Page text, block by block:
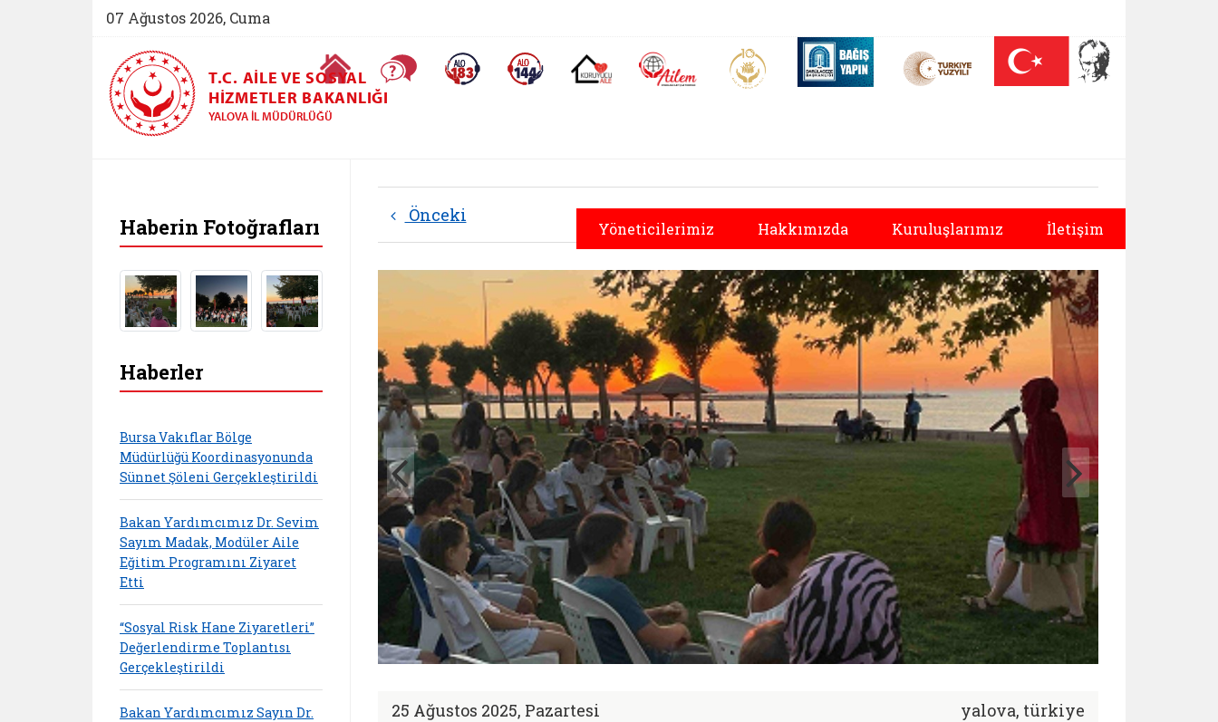
07 Ağustos 2026, Cuma
Ana Sayfa Sıkça Sorulan SorularAlo 183 (yeni sekmede açılır)Alo 144 (yeni sekmede açılır)Koruyucu Aile (yeni sekmede açılır)
AİLEM İletişim Merkezi (yeni sekmede açılır)
Aile ve Nüfus On Yılı (yeni sekmede açılır)Darülaceze bağış sayfası (yeni sekmede açılır)
T.C. AILE VE SOSYAL
HIZMETLER BAKANLIĞI
YALOVA İL MÜDÜRLÜĞÜ
Yöneticilerimiz Hakkımızda Kuruluşlarımız İletişim
Önceki Sonraki
25 Ağustos 2025, Pazartesi yalova, türkiye
Haberin Fotoğrafları
Haberler
Bursa Vakıflar Bölge
Müdürlüğü Koordinasyonunda
Sünnet Şöleni Gerçekleştirildi
Bakan Yardımcımız Dr. Sevim
Sayım Madak, Modüler Aile
Eğitim Programını Ziyaret
Etti
“Sosyal Risk Hane Ziyaretleri”
Değerlendirme Toplantısı
Gerçekleştirildi
Bakan Yardımcımız Sayın Dr.